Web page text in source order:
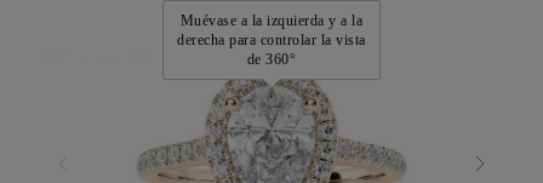
Muévase a la izquierda y a la
derecha para controlar la vista
de 360°